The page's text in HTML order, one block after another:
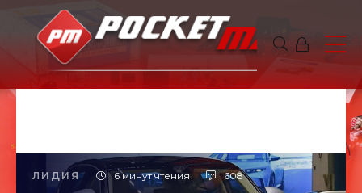
ЛИДИЯ 6 минут чтения 608